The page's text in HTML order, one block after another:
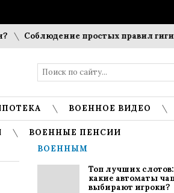
Соблюдение простых правил
ВОЕННОЕ ВИДЕО
ВОЕННЫЕ ПЕНСИИ
ВОЕННЫМ
Топ лучших слотов:
какие автоматы
выбирают игроки?